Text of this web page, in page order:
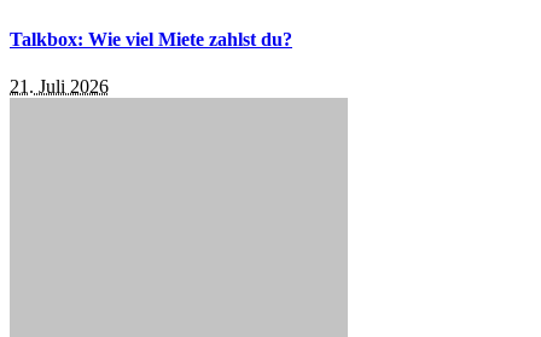
Talkbox: Wie viel Miete zahlst du?
21. Juli 2026